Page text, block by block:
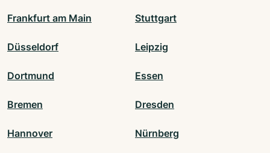
Frankfurt am Main Stuttgart
Düsseldorf Leipzig
Dortmund Essen
Bremen Dresden
Hannover Nürnberg